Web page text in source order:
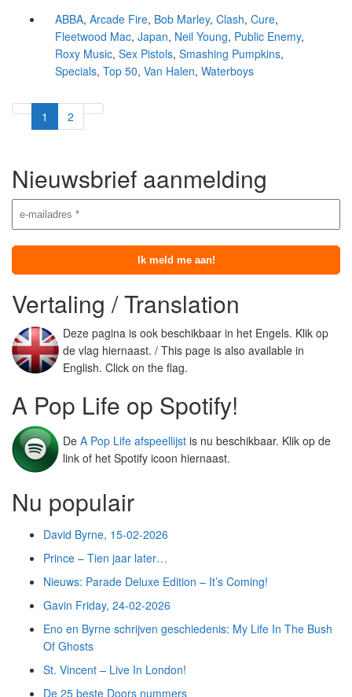
ABBA, Arcade Fire, Bob Marley, Clash, Cure,
Fleetwood Mac, Japan, Neil Young, Public Enemy,
Roxy Music, Sex Pistols, Smashing Pumpkins,
Specials, Top 50, Van Halen, Waterboys
1 2
Nieuwsbrief aanmelding
Vertaling / Translation
Deze pagina is ook beschikbaar in het Engels. Klik op
de vlag hiernaast. / This page is also available in
English. Click on the flag.
A Pop Life op Spotify!
De A Pop Life afspeellijst is nu beschikbaar. Klik op de
link of het Spotify icoon hiernaast.
Nu populair
David Byrne, 15-02-2026
Prince – Tien jaar later…
Nieuws: Parade Deluxe Edition – It’s Coming!
Gavin Friday, 24-02-2026
Eno en Byrne schrijven geschiedenis: My Life In The Bush
Of Ghosts
St. Vincent – Live In London!
De 25 beste Doors nummers